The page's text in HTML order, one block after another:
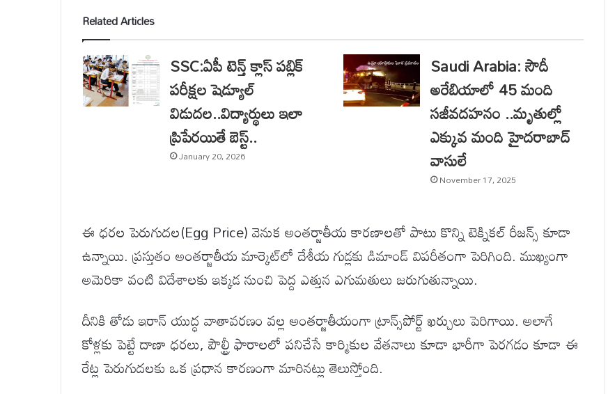
Related Articles
SSC:ఏపీ టెన్త్ క్లాస్ పబ్లిక్
పరీక్షల షెడ్యూల్
విడుదల..విద్యార్థులు ఇలా
ప్రిపేరయితే బెస్ట్..
January 20, 2026
Saudi Arabia: సౌదీ
అరేబియాలో 45 మంది
సజీవదహనం ..మృతుల్లో
ఎక్కువ మంది హైదరాబాద్
వాసులే
November 17, 2025
ఈ ధరల పెరుగుదల(Egg Price) వెనుక అంతర్జాతీయ కారణాలతో పాటు కొన్ని టెక్నికల్ రీజన్స్ కూడా
ఉన్నాయి. ప్రస్తుతం అంతర్జాతీయ మార్కెట్‌లో దేశీయ గుడ్లకు డిమాండ్ విపరీతంగా పెరిగింది. ముఖ్యంగా
అమెరికా వంటి విదేశాలకు ఇక్కడ నుంచి పెద్ద ఎత్తున ఎగుమతులు జరుగుతున్నాయి.
దీనికి తోడు ఇరాన్ యుద్ధ వాతావరణం వల్ల అంతర్జాతీయంగా ట్రాన్స్‌పోర్ట్ ఖర్చులు పెరిగాయి. అలాగే
కోళ్లకు పెట్టే దాణా ధరలు, పౌల్ట్రీ ఫారాలలో పనిచేసే కార్మికుల వేతనాలు కూడా భారీగా పెరగడం కూడా ఈ
రేట్ల పెరుగుదలకు ఒక ప్రధాన కారణంగా మారినట్లు తెలుస్తోంది.